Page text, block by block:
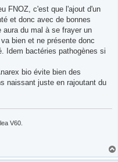
FNOZ, c'est que l'ajout d'un
et donc avec de bonnes
du mal à se frayer un
bien et ne présente donc
Idem bactéries pathogènes si
bio évite bien des
naissant juste en rajoutant du
V60.
a